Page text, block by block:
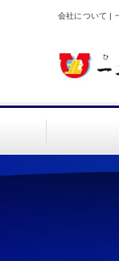
会社について |